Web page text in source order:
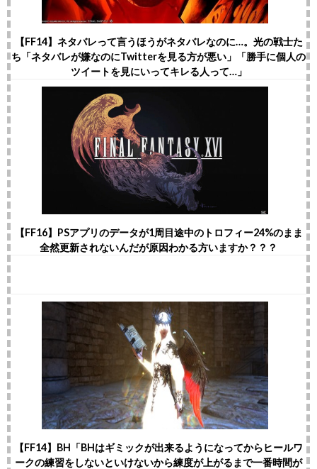
【FF14】ネタバレって言うほうがネタバレなのに…。光の戦士た
ち「ネタバレが嫌なのにTwitterを見る方が悪い」「勝手に個人の
ツイートを見にいってキレる人って…」
【FF16】PSアプリのデータが1周目途中のトロフィー24%のまま
全然更新されないんだが原因わかる方いますか？？？
【FF14】BH「BHはギミックが出来るようになってからヒールワ
ークの練習をしないといけないから練度が上がるまで一番時間が